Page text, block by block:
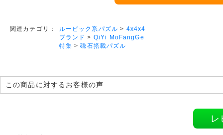
関連カテゴリ： ルービック系パズル > 4x4x4
ブランド > QiYi MoFangGe
特集 >磁石搭載パズル
この商品に対するお客様の声
レ